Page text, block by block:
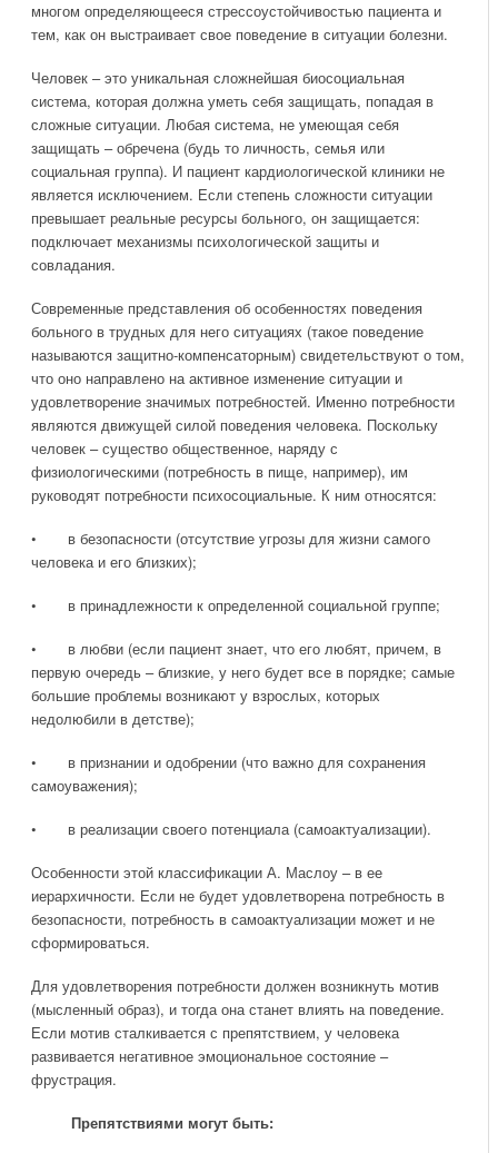
многом определяющееся стрессоустойчивостью пациента и
тем, как он выстраивает свое поведение в ситуации болезни.
Человек – это уникальная сложнейшая биосоциальная
система, которая должна уметь себя защищать, попадая в
сложные ситуации. Любая система, не умеющая себя
защищать – обречена (будь то личность, семья или
социальная группа). И пациент кардиологической клиники не
является исключением. Если степень сложности ситуации
превышает реальные ресурсы больного, он защищается:
подключает механизмы психологической защиты и
совладания.
Современные представления об особенностях поведения
больного в трудных для него ситуациях (такое поведение
называются защитно-компенсаторным) свидетельствуют о том,
что оно направлено на активное изменение ситуации и
удовлетворение значимых потребностей. Именно потребности
являются движущей силой поведения человека. Поскольку
человек – существо общественное, наряду с
физиологическими (потребность в пище, например), им
руководят потребности психосоциальные. К ним относятся:
• в безопасности (отсутствие угрозы для жизни самого
человека и его близких);
• в принадлежности к определенной социальной группе;
• в любви (если пациент знает, что его любят, причем, в
первую очередь – близкие, у него будет все в порядке; самые
большие проблемы возникают у взрослых, которых
недолюбили в детстве);
• в признании и одобрении (что важно для сохранения
самоуважения);
• в реализации своего потенциала (самоактуализации).
Особенности этой классификации А. Маслоу – в ее
иерархичности. Если не будет удовлетворена потребность в
безопасности, потребность в самоактуализации может и не
сформироваться.
Для удовлетворения потребности должен возникнуть мотив
(мысленный образ), и тогда она станет влиять на поведение.
Если мотив сталкивается с препятствием, у человека
развивается негативное эмоциональное состояние –
фрустрация.
Препятствиями могут быть: